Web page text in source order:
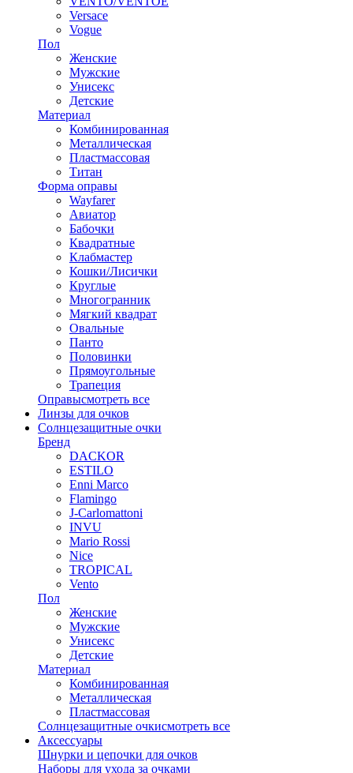
Versace
Vogue
Пол
Женские
Мужские
Унисекс
Детские
Материал
Комбинированная
Металлическая
Пластмассовая
Титан
Форма оправы
Wayfarer
Авиатор
Бабочки
Квадратные
Клабмастер
Кошки/Лисички
Круглые
Многогранник
Мягкий квадрат
Овальные
Панто
Половинки
Прямоугольные
Трапеция
Оправысмотреть все
Линзы для очков
Солнцезащитные очки
Бренд
DACKOR
ESTILO
Enni Marco
Flamingo
J-Carlomattoni
INVU
Mario Rossi
Nice
TROPICAL
Vento
Пол
Женские
Мужские
Унисекс
Детские
Материал
Комбинированная
Металлическая
Пластмассовая
Солнцезащитные очкисмотреть все
Аксессуары
Шнурки и цепочки для очков
Наборы для ухода за очками